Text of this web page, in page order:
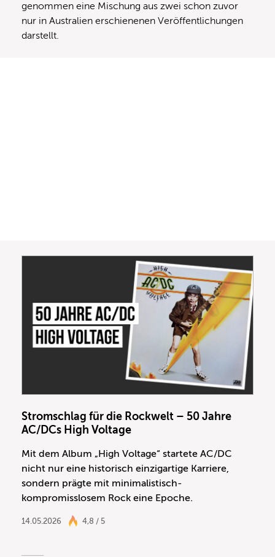
genommen eine Mischung aus zwei schon zuvor
nur in Australien erschienenen Veröffentlichungen
darstellt.
Stromschlag für die Rockwelt – 50 Jahre
AC/DCs High Voltage
Mit dem Album „High Voltage“ startete AC/DC
nicht nur eine historisch einzigartige Karriere,
sondern prägte mit minimalistisch-
kompromisslosem Rock eine Epoche.
14.05.2026 4,8 / 5